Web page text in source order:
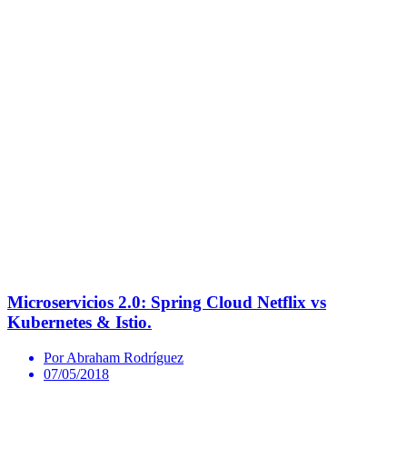
Microservicios 2.0: Spring Cloud Netflix vs
Kubernetes & Istio.
Por Abraham Rodríguez
07/05/2018